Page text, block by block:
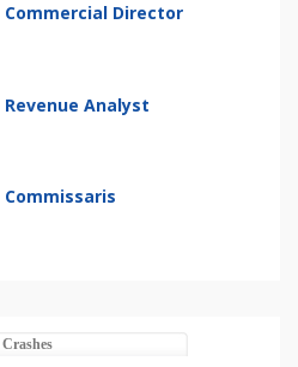
Commercial Director
Revenue Analyst
Commissaris
Crashes